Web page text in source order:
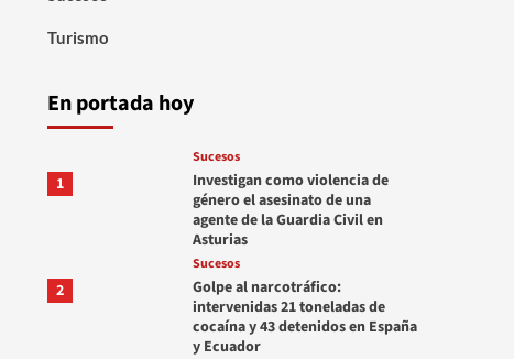
Turismo
En portada hoy
1
Sucesos
Investigan como violencia de
género el asesinato de una
agente de la Guardia Civil en
Asturias
2
Sucesos
Golpe al narcotráfico:
intervenidas 21 toneladas de
cocaína y 43 detenidos en España
y Ecuador